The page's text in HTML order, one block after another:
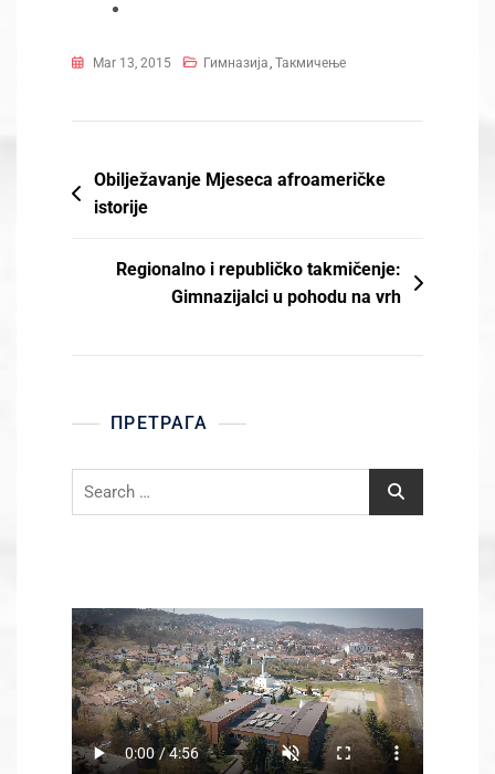
Mar 13, 2015 Гимназија, Такмичење
Post
navigation
Obilježavanje Mjeseca afroameričke
istorije
Regionalno i republičko takmičenje:
Gimnazijalci u pohodu na vrh
ПРЕТРАГА
Search